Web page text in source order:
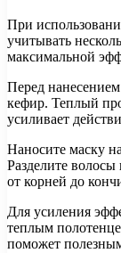
При
учитывать
максимальной
Перед нанесением
кефир. Теплый
усиливает
Наносите маску
Разделите
от корней до
Для усиления
теплым
поможет